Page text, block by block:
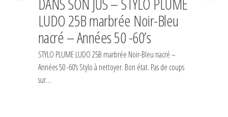
LUDO 25B marbrée Noir-Bleu
nacré – Années 50 -60’s
STYLO PLUME LUDO 25B marbrée Noir-Bleu nacré –
Années 50 -60’s Stylo à nettoyer. Bon état. Pas de coups
sur…